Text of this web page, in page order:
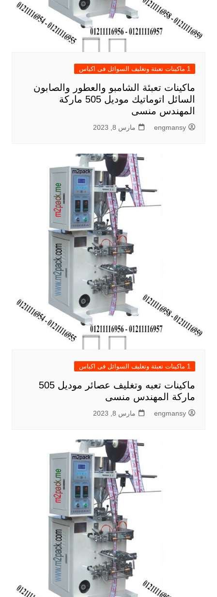
1 ماكينات تعبئة وتغليف السوائل فى اكياس
ماكينات تعبئة الشامبو والعطور والصابون
السائل اتوماتيك موديل 505 ماركة
المهندس منسى
engmansy مارس 8, 2023
1 ماكينات تعبئة وتغليف السوائل فى اكياس
ماكينات تعبه وتغليف عصائر موديل 505
ماركة المهندس منسى
engmansy مارس 8, 2023